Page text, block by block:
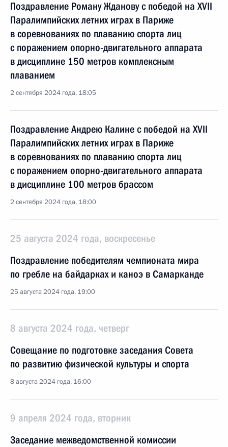
Поздравление Роману Жданову с победой на XVII
Паралимпийских летних играх в Париже
в соревнованиях по плаванию спорта лиц
с поражением опорно-двигательного аппарата
в дисциплине 150 метров комплексным
плаванием
2 сентября 2024 года, 18:05
Поздравление Андрею Калине с победой на XVII
Паралимпийских летних играх в Париже
в соревнованиях по плаванию спорта лиц
с поражением опорно-двигательного аппарата
в дисциплине 100 метров брассом
2 сентября 2024 года, 18:00
25 августа 2024 года, воскресенье
Поздравление победителям чемпионата мира
по гребле на байдарках и каноэ в Самарканде
25 августа 2024 года, 19:00
8 августа 2024 года, четверг
Совещание по подготовке заседания Совета
по развитию физической культуры и спорта
8 августа 2024 года, 16:00
9 апреля 2024 года, вторник
Заседание межведомственной комиссии